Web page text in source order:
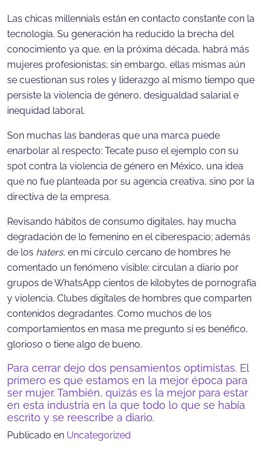
Las chicas millennials están en contacto constante con la
tecnología. Su generación ha reducido la brecha del
conocimiento ya que, en la próxima década, habrá más
mujeres profesionistas; sin embargo, ellas mismas aún
se cuestionan sus roles y liderazgo al mismo tiempo que
persiste la violencia de género, desigualdad salarial e
inequidad laboral.
Son muchas las banderas que una marca puede
enarbolar al respecto: Tecate puso el ejemplo con su
spot contra la violencia de género en México, una idea
que no fue planteada por su agencia creativa, sino por la
directiva de la empresa.
Revisando hábitos de consumo digitales, hay mucha
degradación de lo femenino en el ciberespacio; además
de los haters, en mi círculo cercano de hombres he
comentado un fenómeno visible: circulan a diario por
grupos de WhatsApp cientos de kilobytes de pornografía
y violencia. Clubes digitales de hombres que comparten
contenidos degradantes. Como muchos de los
comportamientos en masa me pregunto si es benéfico,
glorioso o tiene algo de bueno.
Para cerrar dejo dos pensamientos optimistas. El
primero es que estamos en la mejor época para
ser mujer. También, quizás es la mejor para estar
en esta industria en la que todo lo que se había
escrito y se reescribe a diario.
Publicado en Uncategorized